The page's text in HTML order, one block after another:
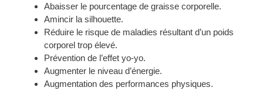
Abaisser le pourcentage de graisse corporelle.
Amincir la silhouette.
Réduire le risque de maladies résultant d’un poids
corporel trop élevé.
Prévention de l’effet yo-yo.
Augmenter le niveau d’énergie.
Augmentation des performances physiques.